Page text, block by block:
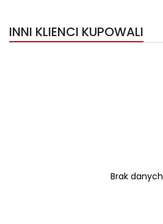
INNI KLIENCI KUPOWALI
Brak danych